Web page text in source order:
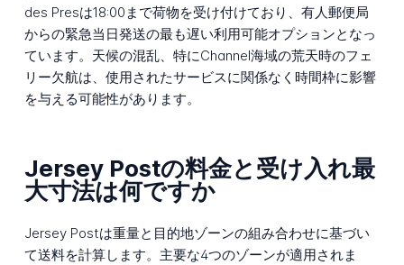
des Presは18:00まで荷物を受け付けており、有人郵便局
からの緊急当日発送の最も遅い利用可能オプションとなっ
ています。天候の混乱、特にChannel海域の荒天時のフェ
リー欠航は、使用されたサービスに関係なく時間枠に影響
を与える可能性があります。
Jersey Postの料金と受け入れ最
大寸法は何ですか
Jersey Postは重量と目的地ゾーンの組み合わせに基づい
て送料を計算します。主要な4つのゾーンが適用されま